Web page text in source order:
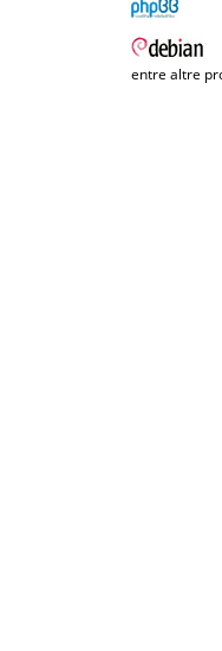
entre altre